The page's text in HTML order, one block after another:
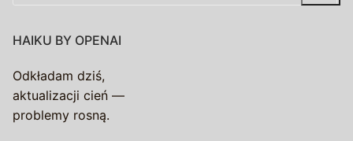
HAIKU BY OPENAI
Odkładam dziś,
aktualizacji cień —
problemy rosną.